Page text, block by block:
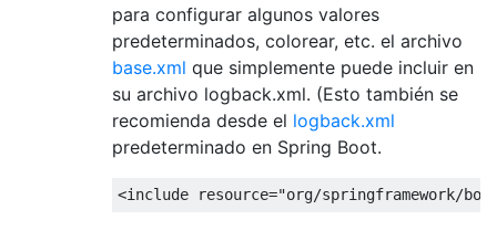
para configurar algunos valores
predeterminados, colorear, etc. el archivo
base.xml que simplemente puede incluir en
su archivo logback.xml. (Esto también se
recomienda desde el logback.xml
predeterminado en Spring Boot.